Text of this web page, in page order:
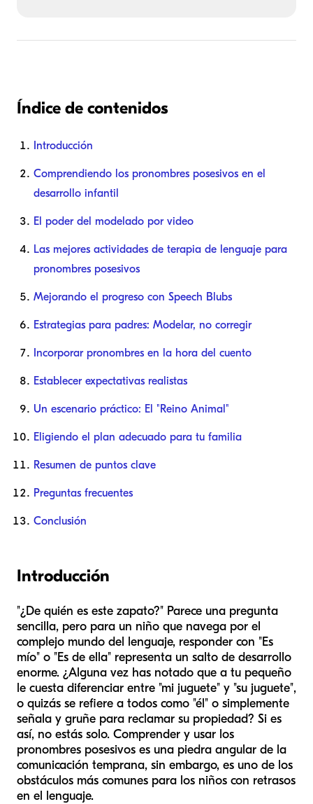
Índice de contenidos
Introducción
Comprendiendo los pronombres posesivos en el
desarrollo infantil
El poder del modelado por video
Las mejores actividades de terapia de lenguaje para
pronombres posesivos
Mejorando el progreso con Speech Blubs
Estrategias para padres: Modelar, no corregir
Incorporar pronombres en la hora del cuento
Establecer expectativas realistas
Un escenario práctico: El "Reino Animal"
Eligiendo el plan adecuado para tu familia
Resumen de puntos clave
Preguntas frecuentes
Conclusión
Introducción
"¿De quién es este zapato?" Parece una pregunta
sencilla, pero para un niño que navega por el
complejo mundo del lenguaje, responder con "Es
mío" o "Es de ella" representa un salto de desarrollo
enorme. ¿Alguna vez has notado que a tu pequeño
le cuesta diferenciar entre "mi juguete" y "su juguete",
o quizás se refiere a todos como "él" o simplemente
señala y gruñe para reclamar su propiedad? Si es
así, no estás solo. Comprender y usar los
pronombres posesivos es una piedra angular de la
comunicación temprana, sin embargo, es uno de los
obstáculos más comunes para los niños con retrasos
en el lenguaje.